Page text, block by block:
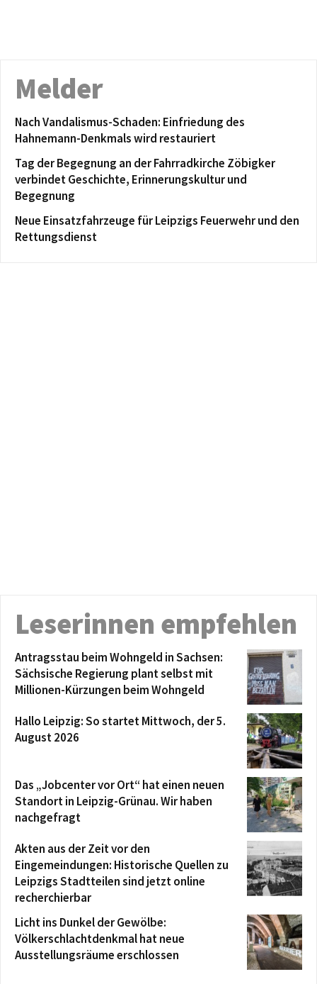
Melder
Nach Vandalismus-Schaden: Einfriedung des
Hahnemann-Denkmals wird restauriert
Tag der Begegnung an der Fahrradkirche Zöbigker
verbindet Geschichte, Erinnerungskultur und
Begegnung
Neue Einsatzfahrzeuge für Leipzigs Feuerwehr und den
Rettungsdienst
Leserinnen empfehlen
Antragsstau beim Wohngeld in Sachsen:
Sächsische Regierung plant selbst mit
Millionen-Kürzungen beim Wohngeld
Hallo Leipzig: So startet Mittwoch, der 5.
August 2026
Das „Jobcenter vor Ort“ hat einen neuen
Standort in Leipzig-Grünau. Wir haben
nachgefragt
Akten aus der Zeit vor den
Eingemeindungen: Historische Quellen zu
Leipzigs Stadtteilen sind jetzt online
recherchierbar
Licht ins Dunkel der Gewölbe:
Völkerschlachtdenkmal hat neue
Ausstellungsräume erschlossen